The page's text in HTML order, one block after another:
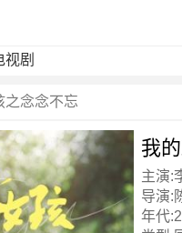
视剧
之念念不忘
我
主演:
导演:
年代: